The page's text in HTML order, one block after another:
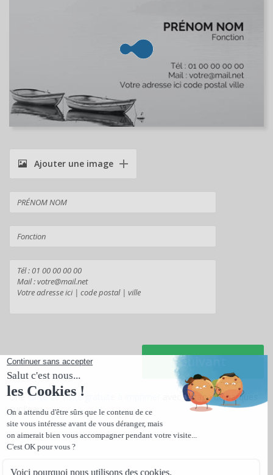
Ajouter une image
Suivant
Une carte de visite gratuite à imprimer
avec l'image de barques
sur l'eau.